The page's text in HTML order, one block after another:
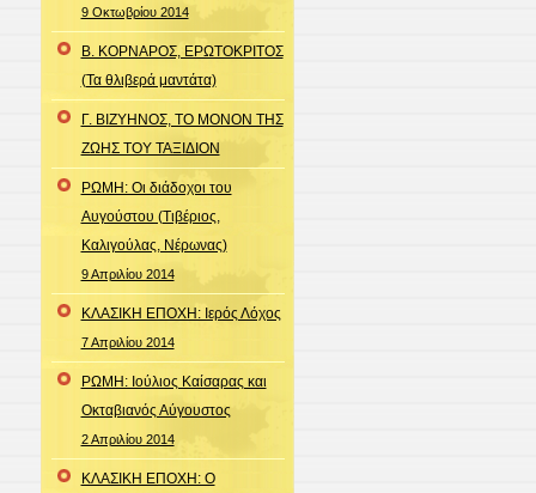
9 Οκτωβρίου 2014
Β. ΚΟΡΝΑΡΟΣ, ΕΡΩΤΟΚΡΙΤΟΣ
(Τα θλιβερά μαντάτα)
Γ. ΒΙΖΥΗΝΟΣ, ΤΟ ΜΟΝΟΝ ΤΗΣ
ΖΩΗΣ ΤΟΥ ΤΑΞΙΔΙΟΝ
ΡΩΜΗ: Οι διάδοχοι του
Αυγούστου (Τιβέριος,
Καλιγούλας, Νέρωνας)
9 Απριλίου 2014
ΚΛΑΣΙΚΗ ΕΠΟΧΗ: Ιερός Λόχος
7 Απριλίου 2014
ΡΩΜΗ: Ιούλιος Καίσαρας και
Οκταβιανός Αύγουστος
2 Απριλίου 2014
ΚΛΑΣΙΚΗ ΕΠΟΧΗ: Ο